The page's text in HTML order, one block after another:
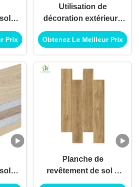
enPrix
Utilisation de
décoration extérieure
intérieure de planche
de plancher de clic de
construction de
bâtiments
Obtenez Le Meilleur Prix
Planche de
revêtement de sol à
noyau rigide SPC